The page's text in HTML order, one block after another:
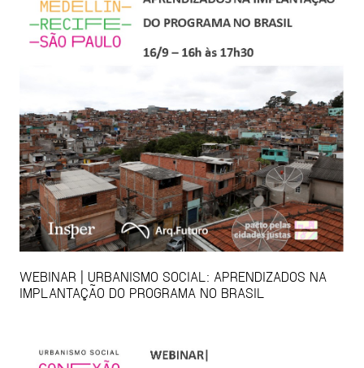
WEBINAR | URBANISMO SOCIAL: APRENDIZADOS NA
IMPLANTAÇÃO DO PROGRAMA NO BRASIL